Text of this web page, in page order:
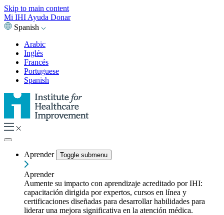
Skip to main content
Mi IHI Ayuda Donar
Spanish
Arabic
Inglés
Francés
Portuguese
Spanish
Aprender Toggle submenu
Aprender
Aumente su impacto con aprendizaje acreditado por IHI:
capacitación dirigida por expertos, cursos en línea y
certificaciones diseñadas para desarrollar habilidades para
liderar una mejora significativa en la atención médica.